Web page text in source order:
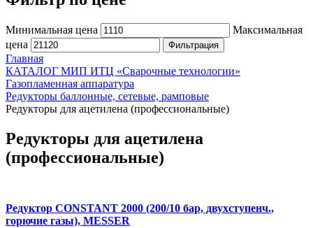
Минимальная цена
Максимальная
цена
Фильтрация
Главная
КАТАЛОГ МИП ИТЦ «Сварочные технологии»
Газопламенная аппаратура
Редукторы баллонные, сетевые, рамповые
Редукторы для ацетилена (профессиональные)
Редукторы для ацетилена
(профессиональные)
Редуктор CONSTANT 2000 (200/10 бар, двухступенч.,
горючие газы), MESSER